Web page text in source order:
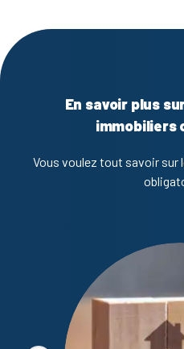
En savoir plus
immobiliers
Vous voulez tout savoir